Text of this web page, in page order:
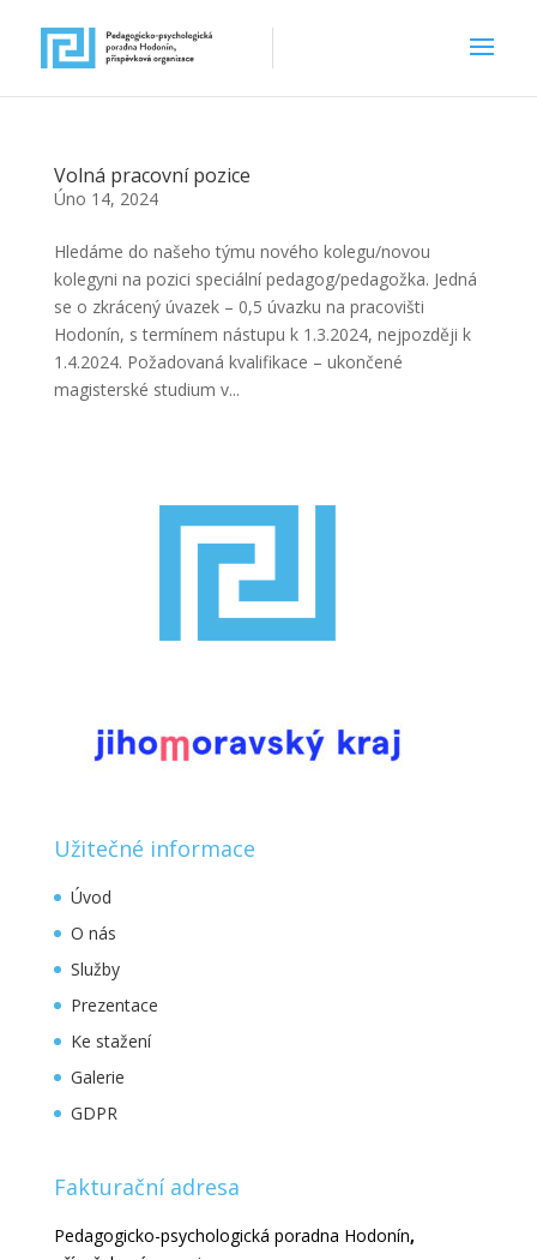
Volná pracovní pozice
Úno 14, 2024
Hledáme do našeho týmu nového kolegu/novou
kolegyni na pozici speciální pedagog/pedagožka. Jedná
se o zkrácený úvazek – 0,5 úvazku na pracovišti
Hodonín, s termínem nástupu k 1.3.2024, nejpozději k
1.4.2024. Požadovaná kvalifikace – ukončené
magisterské studium v...
Užitečné informace
Úvod
O nás
Služby
Prezentace
Ke stažení
Galerie
GDPR
Fakturační adresa
Pedagogicko-psychologická poradna Hodonín,